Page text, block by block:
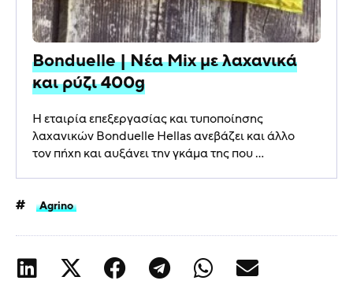
Bonduelle | Νέα Mix με λαχανικά
και ρύζι 400g
Η εταιρία επεξεργασίας και τυποποίησης
λαχανικών Bonduelle Hellas ανεβάζει και άλλο
τον πήχη και αυξάνει την γκάμα της που ...
Agrino